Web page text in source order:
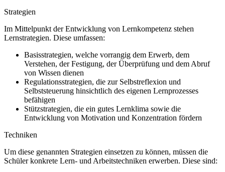
Strategien
Im Mittelpunkt der Entwicklung von Lernkompetenz stehen
Lernstrategien. Diese umfassen:
Basisstrategien, welche vorrangig dem Erwerb, dem
Verstehen, der Festigung, der Überprüfung und dem Abruf
von Wissen dienen
Regulationsstrategien, die zur Selbstreflexion und
Selbststeuerung hinsichtlich des eigenen Lernprozesses
befähigen
Stützstrategien, die ein gutes Lernklima sowie die
Entwicklung von Motivation und Konzentration fördern
Techniken
Um diese genannten Strategien einsetzen zu können, müssen die
Schüler konkrete Lern- und Arbeitstechniken erwerben. Diese sind: